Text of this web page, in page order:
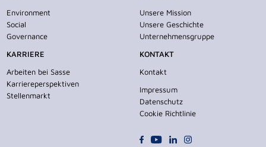
Environment
Social
Governance
KARRIERE
Arbeiten bei Sasse
Karriereperspektiven
Stellenmarkt
Unsere Mission
Unsere Geschichte
Unternehmensgruppe
KONTAKT
Kontakt
Impressum
Datenschutz
Cookie Richtlinie